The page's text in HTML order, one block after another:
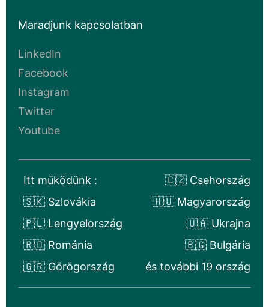
Maradjunk kapcsolatban
LinkedIn
Facebook
Instagram
Twitter
Youtube
Itt működünk :
🇨🇿 Csehország
🇸🇰 Szlovákia
🇭🇺 Magyarország
🇵🇱 Lengyelország
🇺🇦 Ukrajna
🇷🇴 Románia
🇧🇬 Bulgária
🇬🇷 Görögország
és további 19 ország